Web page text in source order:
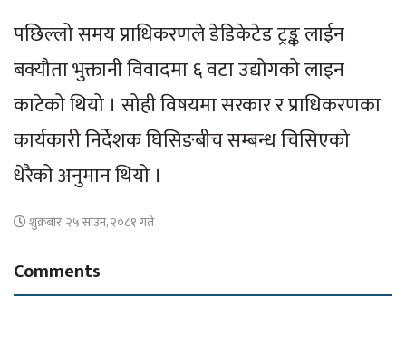
पछिल्लो समय प्राधिकरणले डेडिकेटेड ट्रङ्क लाईन
बक्यौता भुक्तानी विवादमा ६ वटा उद्योगको लाइन
काटेको थियो । सोही विषयमा सरकार र प्राधिकरणका
कार्यकारी निर्देशक घिसिङबीच सम्बन्ध चिसिएको
धेरैको अनुमान थियो ।
शुक्रबार, २५ साउन, २०८१ गते
Comments